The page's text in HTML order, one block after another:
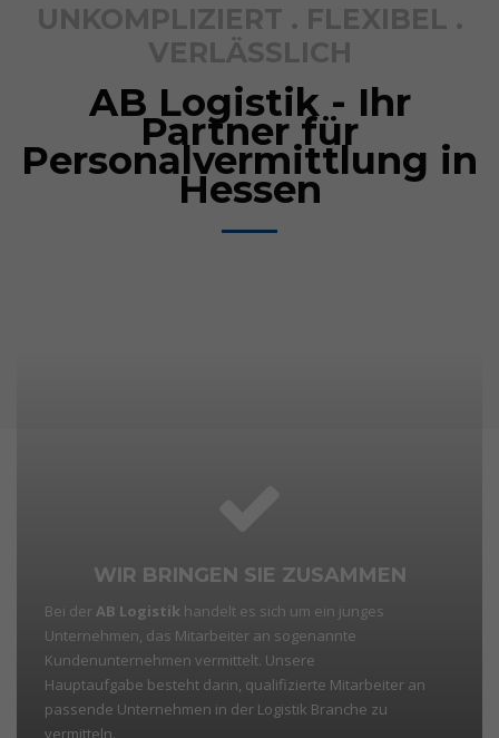
UNKOMPLIZIERT . FLEXIBEL .
VERLÄSSLICH
AB Logistik - Ihr
Partner für
Personalvermittlung in
Hessen
WIR BRINGEN SIE ZUSAMMEN
Bei derAB Logistik handelt es sich um ein junges
Unternehmen, das Mitarbeiter an sogenannte
Kundenunternehmen vermittelt. Unsere
Hauptaufgabe besteht darin, qualifizierte Mitarbeiter an
passende Unternehmen in der Logistik Branche zu
vermitteln.